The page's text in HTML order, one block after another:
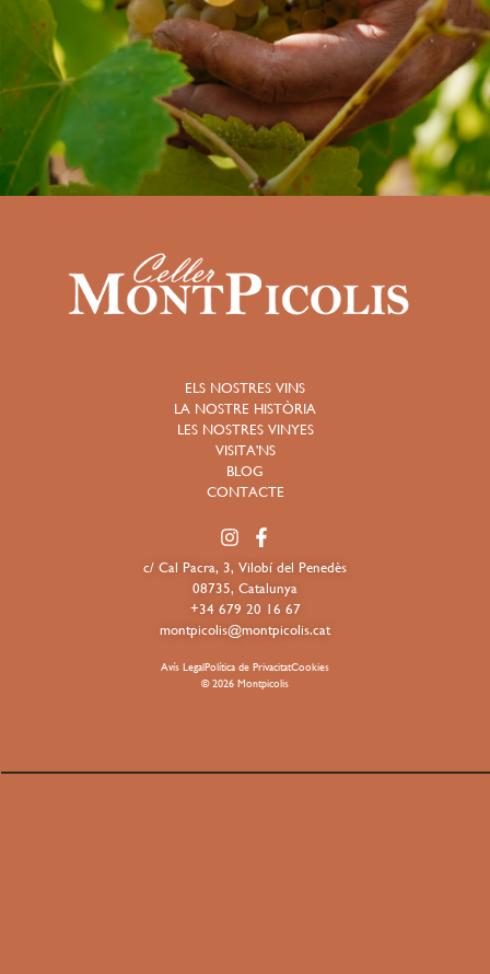
ELS NOSTRES VINS
LA NOSTRE HISTÒRIA
LES NOSTRES VINYES
VISITA'NS
BLOG
CONTACTE
c/ Cal Pacra, 3, Vilobí del Penedès
08735, Catalunya
+34 679 20 16 67
montpicolis@montpicolis.cat
Avís LegalPolítica de PrivacitatCookies
© 2026 Montpicolis